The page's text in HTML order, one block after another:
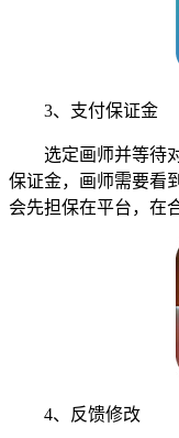
3、支付保证金
选定画师并等待对
保证金，画师需要看
会先担保在平台，在
4、反馈修改